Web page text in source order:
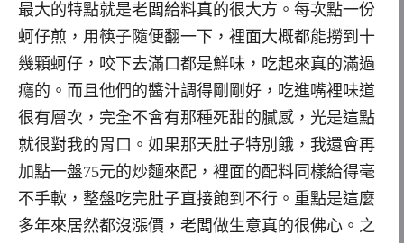
最大的特點就是老闆給料真的很大方。每次點一份
蚵仔煎，用筷子隨便翻一下，裡面大概都能撈到十
幾顆蚵仔，咬下去滿口都是鮮味，吃起來真的滿過
癮的。而且他們的醬汁調得剛剛好，吃進嘴裡味道
很有層次，完全不會有那種死甜的膩感，光是這點
就很對我的胃口。如果那天肚子特別餓，我還會再
加點一盤75元的炒麵來配，裡面的配料同樣給得毫
不手軟，整盤吃完肚子直接飽到不行。重點是這麼
多年來居然都沒漲價，老闆做生意真的很佛心。之